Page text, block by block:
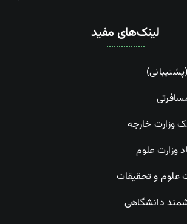
لینک‌های مفید
وزارت خارجه
وزارت علوم
علوم و تحقیقات
دانشگاهی